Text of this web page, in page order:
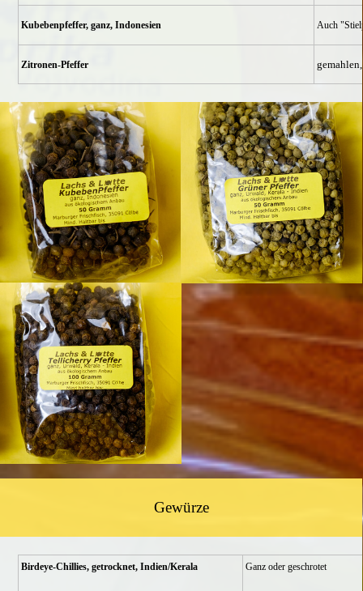
Kubebenpfeffer, ganz, Indonesien Auch
Zitronen-Pfeffer
Gewürze
Birdeye-Chillies, getrocknet, Indien/Kerala Ganz oder geschrotet